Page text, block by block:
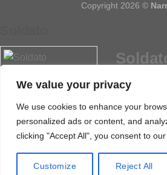
We value your privacy
We use cookies to enhance your
personalized ads or content, and
clicking "Accept All", you consent to
Customize Reject All
Copyright 2026 ©